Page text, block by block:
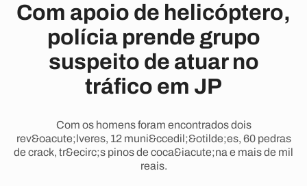
Com apoio de helicóptero,
polícia prende grupo
suspeito de atuar no
tráfico em JP
Com os homens foram encontrados dois
rev&oacute;lveres, 12 muni&ccedil;&otilde;es, 60 pedras
de crack, tr&ecirc;s pinos de coca&iacute;na e mais de mil
reais.